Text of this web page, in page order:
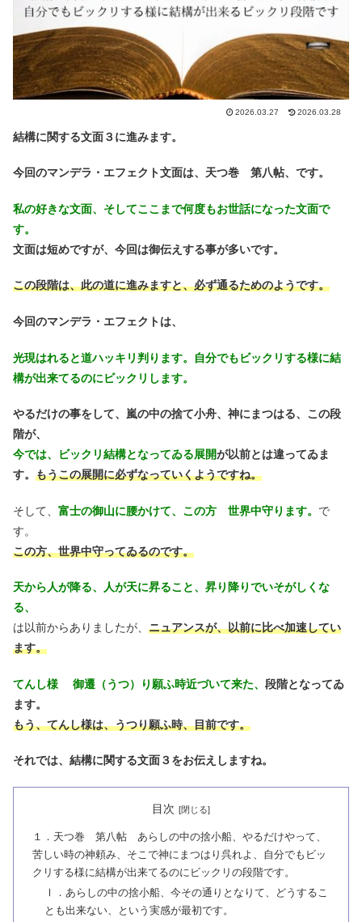
2026.03.27 2026.03.28
結構に関する文面３に進みます。
今回のマンデラ・エフェクト文面は、天つ巻 第八帖、です。
私の好きな文面、そしてここまで何度もお世話になった文面で
す。
文面は短めですが、今回は御伝えする事が多いです。
この段階は、此の道に進みますと、必ず通るためのようです。
今回のマンデラ・エフェクトは、
光現はれると道ハッキリ判ります。自分でもビックリする様に結
構が出来てるのにビックリします。
やるだけの事をして、嵐の中の捨て小舟、神にまつはる、この段
階が、
今では、ビックリ結構となってゐる展開が以前とは違ってゐま
す。 もうこの展開に必ずなっていくようですね。
そして、 富士の御山に腰かけて、この方 世界中守ります。 で
す。
この方、世界中守ってゐるのです。
天から人が降る、人が天に昇ること、昇り降りでいそがしくな
る、
は以前からありましたが、 ニュアンスが、以前に比べ加速してい
ます。
てんし様 御遷（うつ）り願ふ時近づいて来た、 段階となってゐ
ます。
もう、てんし様は、うつり願ふ時、目前です。
それでは、結構に関する文面３をお伝えしますね。
目次
１．天つ巻 第八帖 あらしの中の捨小船、やるだけやって、
苦しい時の神頼み、そこで神にまつはり呉れよ、自分でもビッ
クリする様に結構が出来てるのにビックリの段階です。
Ⅰ．あらしの中の捨小船、今その通りとなりて、どうするこ
とも出来ない、という実感が最初です。